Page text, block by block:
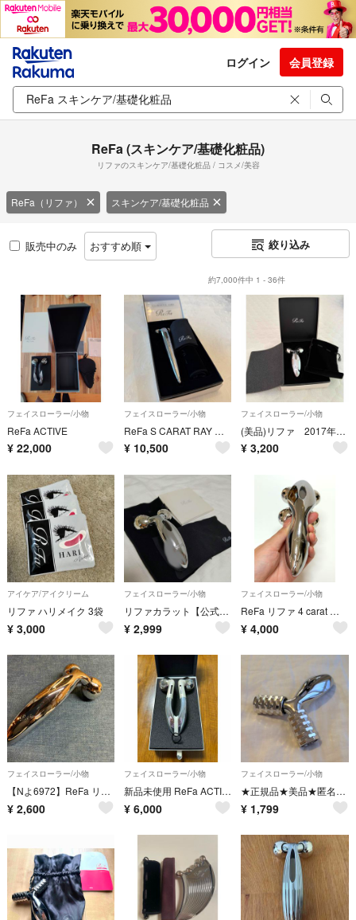
ログイン 会員登録
ReFa (スキンケア/基礎化粧品)
リファのスキンケア/基礎化粧品 / コスメ/美容
ReFa（リファ） スキンケア/基礎化粧品
販売中のみ おすすめ順 絞り込み
約7,000件中 1 - 36件
フェイスローラー/小物
ReFa ACTIVE
¥ 22,000
フェイスローラー/小物
ReFa S CARAT RAY 美顔ローラー 正規品 箱付
¥ 10,500
フェイスローラー/小物
(美品)リファ 2017年購入
¥ 3,200
アイケア/アイクリーム
リファ ハリメイク 3袋
¥ 3,000
フェイスローラー/小物
リファカラット【公式オンラインショップ購入品】
¥ 2,999
フェイスローラー/小物
ReFa リファ 4 carat フェイスローラー 本体
¥ 4,000
フェイスローラー/小物
【Nよ6972】ReFa リファカラット 美顔ローラー 美顔器 フェイスローラー
¥ 2,600
フェイスローラー/小物
新品未使用 ReFa ACTIVE 美顔ローラー ホワイト/クリア
¥ 6,000
フェイスローラー/小物
★正規品★美品★匿名配送★ReFa リファ 初期型 美容ローラー 美顔ローラー 袋&クロスつき
¥ 1,799